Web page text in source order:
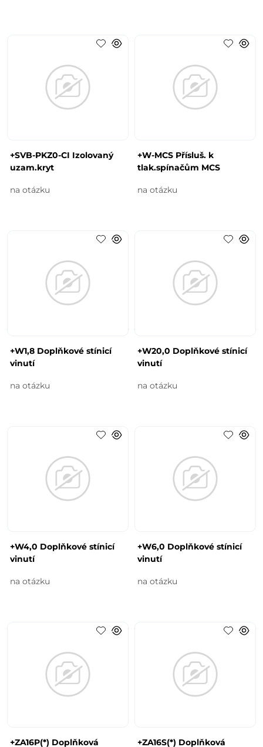
+SVB-PKZ0-CI Izolovaný
uzam.kryt
na otázku
+W-MCS Přísluš. k
tlak.spínačům MCS
na otázku
+W1,8 Doplňkové stínicí
vinutí
na otázku
+W20,0 Doplňkové stínicí
vinutí
na otázku
+W4,0 Doplňkové stínicí
vinutí
na otázku
+W6,0 Doplňkové stínicí
vinutí
na otázku
+ZA16P(*) Doplňková +ZA16S(*) Doplňková